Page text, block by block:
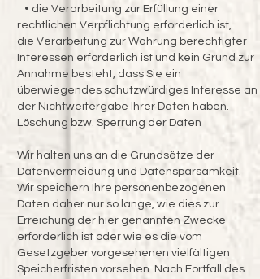
• die Verarbeitung zur Erfüllung einer
rechtlichen Verpflichtung erforderlich ist,
die Verarbeitung zur Wahrung berechtigter
Interessen erforderlich ist und kein Grund zur
Annahme besteht, dass Sie ein
überwiegendes schutzwürdiges Interesse an
der Nichtweitergabe Ihrer Daten haben.
Löschung bzw. Sperrung der Daten
Wir halten uns an die Grundsätze der
Datenvermeidung und Datensparsamkeit.
Wir speichern Ihre personenbezogenen
Daten daher nur so lange, wie dies zur
Erreichung der hier genannten Zwecke
erforderlich ist oder wie es die vom
Gesetzgeber vorgesehenen vielfältigen
Speicherfristen vorsehen. Nach Fortfall des